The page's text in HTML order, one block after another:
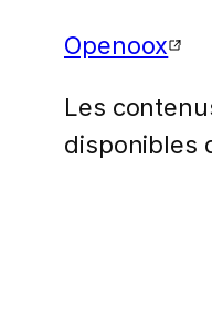
Openoox
Les
disponibles